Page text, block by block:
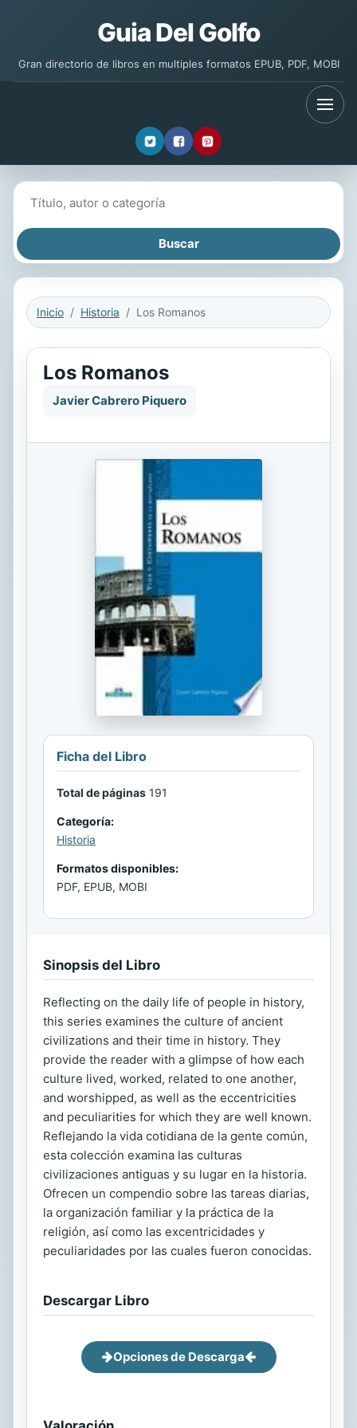
Guia Del Golfo
Gran directorio de libros en multiples formatos EPUB, PDF, MOBI
Inicio Historia Los Romanos
Los Romanos
Javier Cabrero Piquero
Ficha del Libro
Total de páginas 191
Categoría:
Historia
Formatos disponibles:
PDF, EPUB, MOBI
Sinopsis del Libro
Reflecting on the daily life of people in history,
this series examines the culture of ancient
civilizations and their time in history. They
provide the reader with a glimpse of how each
culture lived, worked, related to one another,
and worshipped, as well as the eccentricities
and peculiarities for which they are well known.
Reflejando la vida cotidiana de la gente común,
esta colección examina las culturas
civilizaciones antiguas y su lugar en la historia.
Ofrecen un compendio sobre las tareas diarias,
la organización familiar y la práctica de la
religión, así como las excentricidades y
peculiaridades por las cuales fueron conocidas.
Descargar Libro
Opciones de Descarga